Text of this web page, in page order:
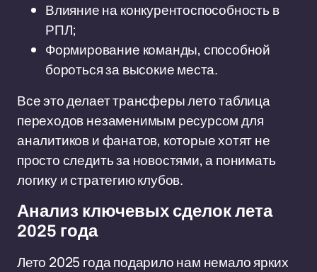
Влияние на конкурентоспособность в
РПЛ;
Формирование команды, способной
бороться за высокие места.
Все это делает трансферы лето таблица
переходов незаменимым ресурсом для
аналитиков и фанатов, которые хотят не
просто следить за новостями, а понимать
логику и стратегию клубов.
Анализ ключевых сделок лета
2025 года
Лето 2025 года подарило нам немало ярких